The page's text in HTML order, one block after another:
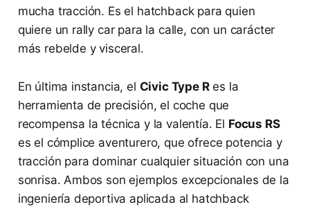
mucha tracción. Es el hatchback para quien
quiere un rally car para la calle, con un carácter
más rebelde y visceral.
En última instancia, el Civic Type Res la
herramienta de precisión, el coche que
recompensa la técnica y la valentía. El Focus RS
es el cómplice aventurero, que ofrece potencia y
tracción para dominar cualquier situación con una
sonrisa. Ambos son ejemplos excepcionales de la
ingeniería deportiva aplicada al hatchback